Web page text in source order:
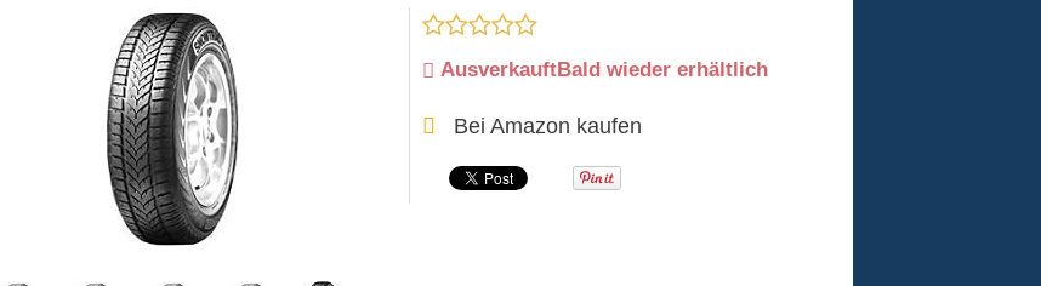
AusverkauftBald wieder erhältlich
Bei Amazon kaufen